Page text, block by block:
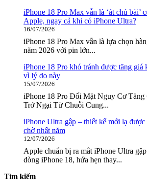
iPhone 18 Pro Max vẫn là ‘át chủ bài’
Apple, ngay cả khi có iPhone Ultra?
16/07/2026
iPhone 18 Pro Max vẫn là lựa chọn
năm 2026 với pin lớn...
iPhone 18 Pro khó tránh được tăng giá
vì lý do này
15/07/2026
iPhone 18 Pro Đối Mặt Nguy Cơ Tăng
Trở Ngại Từ Chuỗi Cung...
iPhone Ultra gập – thiết kế mới lạ được
chờ nhất năm
12/07/2026
Apple chuẩn bị ra mắt iPhone Ultra
dòng iPhone 18, hứa hẹn thay...
Tìm kiếm